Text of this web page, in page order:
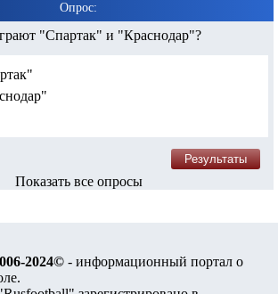
Опрос:
"Спартак" и "Краснодар"?
Показать все опросы
2024© - информационный портал о